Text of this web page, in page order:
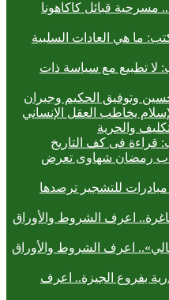
مسرحية قبائل كاكاهونا
ما هي العادات السلبية
لا تطبيع مع سياسة ذات
وتوفيق الحكيم وجبران
يخاطب العقل الإنساني
والحرية
قراءة فى كف التاريخ
رمضان شهاوى تعرض
للتشجير ترصدها
اعرف الشروط والأوراق
اعرف الشروط والأوراق
بفروع الجيزة.. اعرف